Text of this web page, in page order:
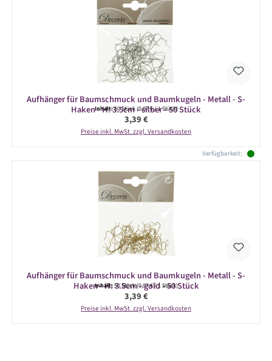
Aufhänger für Baumschmuck und Baumkugeln - Metall - S-
Haken - H: 3.5cm - silber - 50 Stück
Inhalt:50 Stück(0,07 € / 1 Stück)
Regulärer Preis:
3,39 €
Preise inkl. MwSt. zzgl. Versandkosten
Verfügbarkeit:
Aufhänger für Baumschmuck und Baumkugeln - Metall - S-
Haken - H: 3.5cm - gold - 50 Stück
Inhalt:50 Stück(0,07 € / 1 Stück)
Regulärer Preis:
3,39 €
Preise inkl. MwSt. zzgl. Versandkosten